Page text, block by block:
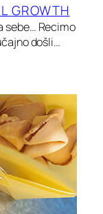
GROWTH
sebe… Recimo
došli…